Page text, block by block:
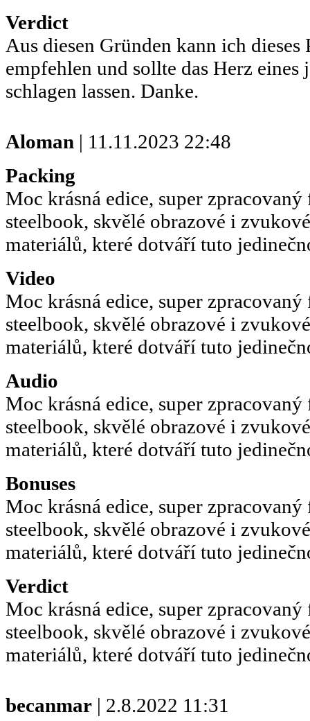
Verdict
Aus diesen Gründen kann ich
empfehlen und sollte das Herz eines
schlagen lassen. Danke.
Aloman | 11.11.2023 22:48
Packing
Moc krásná edice, super
steelbook, skvělé obrazové i
materiálů, které dotváří tuto
Video
Moc krásná edice, super
steelbook, skvělé obrazové i
materiálů, které dotváří tuto
Audio
Moc krásná edice, super
steelbook, skvělé obrazové i
materiálů, které dotváří tuto
Bonuses
Moc krásná edice, super
steelbook, skvělé obrazové i
materiálů, které dotváří tuto
Verdict
Moc krásná edice, super
steelbook, skvělé obrazové i
materiálů, které dotváří tuto
becanmar | 2.8.2022 11:31